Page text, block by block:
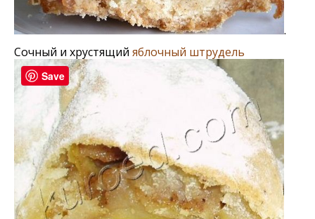
.
Сочный и хрустящий яблочный штрудель
Save